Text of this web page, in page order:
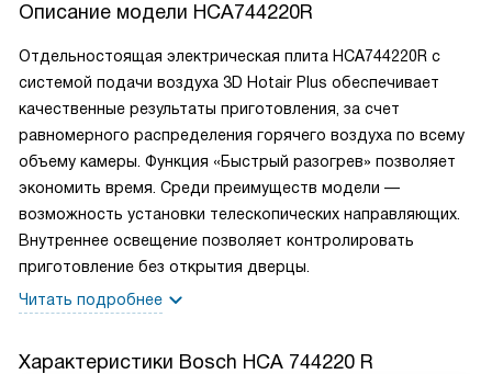
Описание модели HCA744220R
Отдельностоящая электрическая плита HCA744220R с
системой подачи воздуха 3D Hotair Plus обеспечивает
качественные результаты приготовления, за счет
равномерного распределения горячего воздуха по всему
объему камеры. Функция «Быстрый разогрев» позволяет
экономить время. Среди преимуществ модели —
возможность установки телескопических направляющих.
Внутреннее освещение позволяет контролировать
приготовление без открытия дверцы.
Читать подробнее
Характеристики Bosch HCA 744220 R